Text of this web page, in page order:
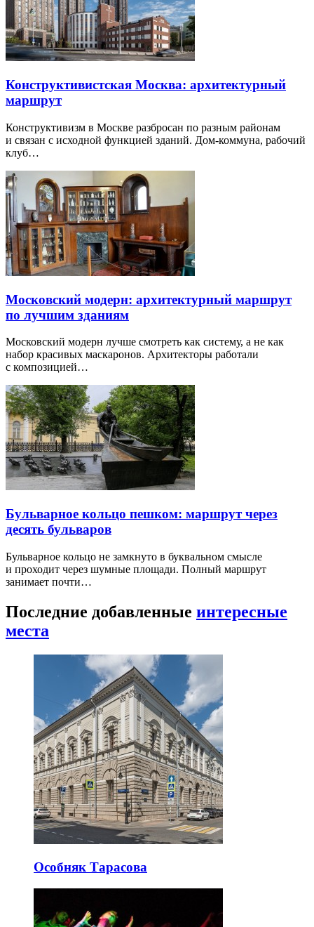
Конструктивистская Москва: архитектурный
маршрут
Конструктивизм в Москве разбросан по разным районам
и связан с исходной функцией зданий. Дом-коммуна, рабочий
клуб…
Московский модерн: архитектурный маршрут
по лучшим зданиям
Московский модерн лучше смотреть как систему, а не как
набор красивых маскаронов. Архитекторы работали
с композицией…
Бульварное кольцо пешком: маршрут через
десять бульваров
Бульварное кольцо не замкнуто в буквальном смысле
и проходит через шумные площади. Полный маршрут
занимает почти…
Последние добавленные интересные
места
Особняк Тарасова